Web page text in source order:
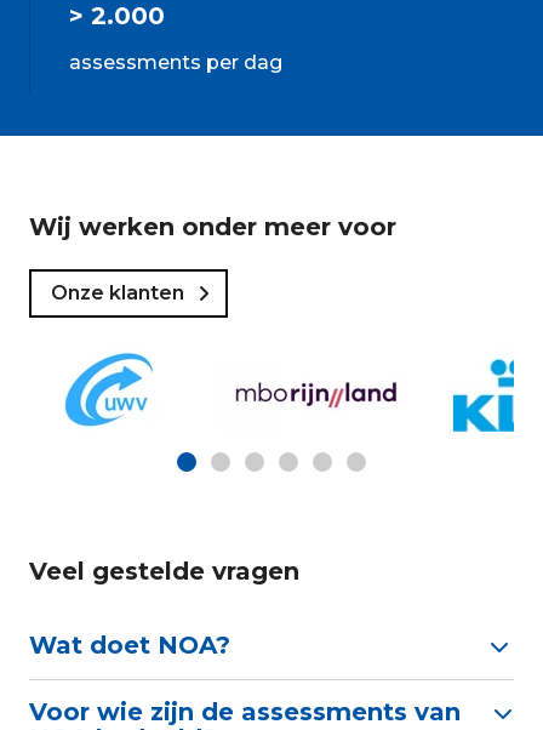
> 2.000
assessments per dag
Wij werken onder meer voor
Onze klanten
Veel gestelde vragen
Wat doet NOA?
NOA ontwikkelt online psychologische tests en
Voor wie zijn de assessments van